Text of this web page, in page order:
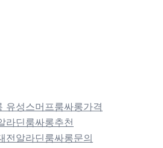
성스머프룸싸롱가격
라딘룸싸롱추천
전알라딘룸싸롱문의